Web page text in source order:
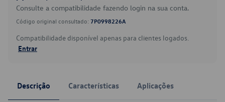
Consulte a compatibilidade fazendo login na sua conta.
Código original consultado: 7P0998226A
Compatibilidade disponível apenas para clientes logados.
Entrar
Descrição Características Aplicações